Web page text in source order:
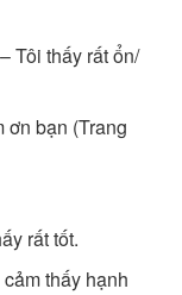
– Tôi thấy rất ổn/
ơn bạn (Trang
rất tốt.
thấy hạnh